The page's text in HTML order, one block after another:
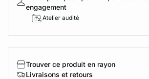
engagement
Atelier audité
Trouver ce produit en rayon
Livraisons et retours